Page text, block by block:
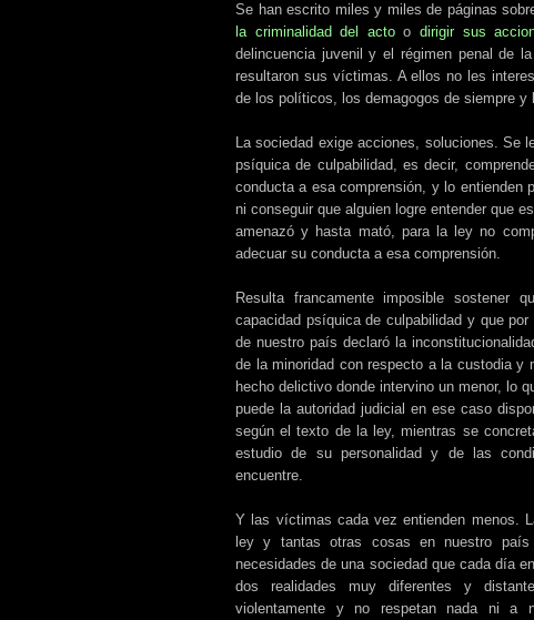
Se han escrito miles y miles de páginas
la criminalidad del actoodirigir sus
delincuencia juvenil y el régimen penal de
resultaron sus víctimas. A ellos no les
de los políticos, los demagogos de siempre y
La sociedad exige acciones, soluciones. Se
psíquica de culpabilidad, es decir,
conducta a esa comprensión, y lo entienden
ni conseguir que alguien logre entender que
amenazó y hasta mató, para la ley no
adecuar su conducta a esa comprensión.
Resulta francamente imposible
capacidad psíquica de culpabilidad y que
de nuestro país declaró la
de la minoridad con respecto a la custodia y
hecho delictivo donde intervino un menor, lo
puede la autoridad judicial en ese caso
según el texto de la ley, mientras se
estudio de su personalidad y de las
encuentre.
Y las víctimas cada vez entienden menos.
ley y tantas otras cosas en nuestro
necesidades de una sociedad que cada día
dos realidades muy diferentes y
violentamente y no respetan nada ni a